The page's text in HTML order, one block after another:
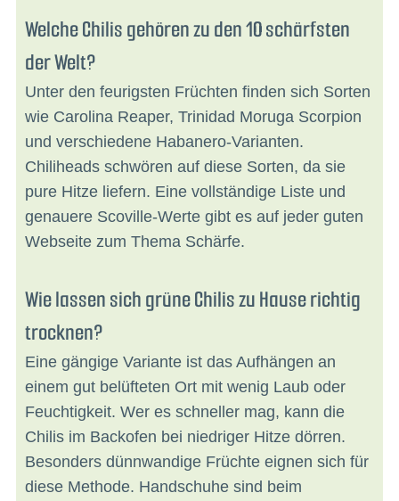
Welche Chilis gehören zu den 10 schärfsten
der Welt?
Unter den feurigsten Früchten finden sich Sorten
wie Carolina Reaper, Trinidad Moruga Scorpion
und verschiedene Habanero-Varianten.
Chiliheads schwören auf diese Sorten, da sie
pure Hitze liefern. Eine vollständige Liste und
genauere Scoville-Werte gibt es auf jeder guten
Webseite zum Thema Schärfe.
Wie lassen sich grüne Chilis zu Hause richtig
trocknen?
Eine gängige Variante ist das Aufhängen an
einem gut belüfteten Ort mit wenig Laub oder
Feuchtigkeit. Wer es schneller mag, kann die
Chilis im Backofen bei niedriger Hitze dörren.
Besonders dünnwandige Früchte eignen sich für
diese Methode. Handschuhe sind beim